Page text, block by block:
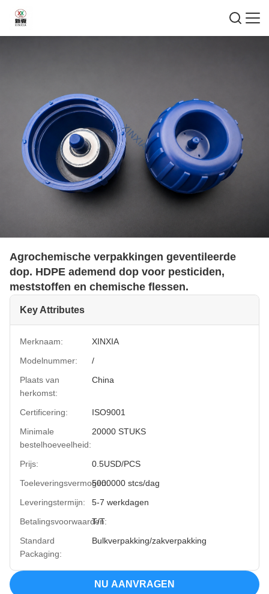
Agrochemische verpakkingen geventileerde
dop. HDPE ademend dop voor pesticiden,
meststoffen en chemische flessen.
Key Attributes
Merknaam:
XINXIA
Modelnummer:
/
Plaats van
herkomst:
China
Certificering:
ISO9001
Minimale
bestelhoeveelheid:
20000 STUKS
Prijs:
0.5USD/PCS
Toeleveringsvermogen:5000000 stcs/dag
Leveringstermijn:
5-7 werkdagen
Betalingsvoorwaarden:
T/T
Standard
Packaging:
Bulkverpakking/zakverpakking
NU AANVRAGEN